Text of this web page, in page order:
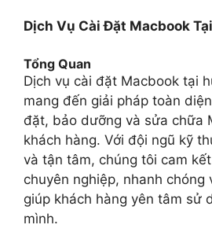
Dịch Vụ Cài Đặt Macbook
Tổng Quan
Dịch vụ cài đặt Macbook tại
mang đến giải pháp toàn
đặt, bảo dưỡng và sửa chữa
khách hàng. Với đội ngũ kỹ
và tận tâm, chúng tôi cam
chuyên nghiệp, nhanh chóng
giúp khách hàng yên tâm sử
mình.